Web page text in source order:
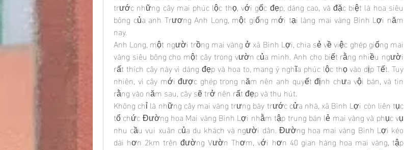
trước những cây mai phúc lộc thọ, với gốc đẹp, dáng cao, và đặc biệt là hoa siêu
bông của anh Trương Anh Long, một giống mới tại làng mai vàng Bình Lợi năm
nay.
Anh Long, một người trồng mai vàng ở xã Bình Lợi, chia sẻ về việc ghép giống mai
vàng siêu bông cho một cây trong vườn của mình. Anh cho biết rằng nhiều người
rất thích cây này vì dáng đẹp và hoa to, mang ý nghĩa phúc lộc thọ vào dịp Tết. Tuy
nhiên, vì cây mới được ghép trong năm nên anh quyết định chưa vội bán, và tin
rằng vào năm sau, cây sẽ trở nên rất đẹp và thu hút.
Không chỉ là những cây mai vàng trưng bày trước cửa nhà, xã Bình Lợi còn liên tục
tổ chức Đường hoa Mai vàng Bình Lợi nhằm tập trung bán lẻ mai vàng và phục vụ
nhu cầu vui xuân của du khách và người dân. Đường hoa mai vàng Bình Lợi kéo
dài hơn 2km trên đường Vườn Thơm, với hơn 40 gian hàng hoa mai vàng, tập